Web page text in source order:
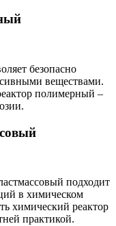
безопасно
веществами.
полимерный –
подходит
в химическом
химический реактор
практикой.